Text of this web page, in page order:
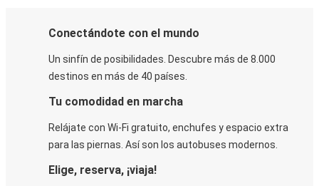
Conectándote con el mundo
Un sinfín de posibilidades. Descubre más de 8.000
destinos en más de 40 países.
Tu comodidad en marcha
Relájate con Wi-Fi gratuito, enchufes y espacio extra
para las piernas. Así son los autobuses modernos.
Elige, reserva, ¡viaja!